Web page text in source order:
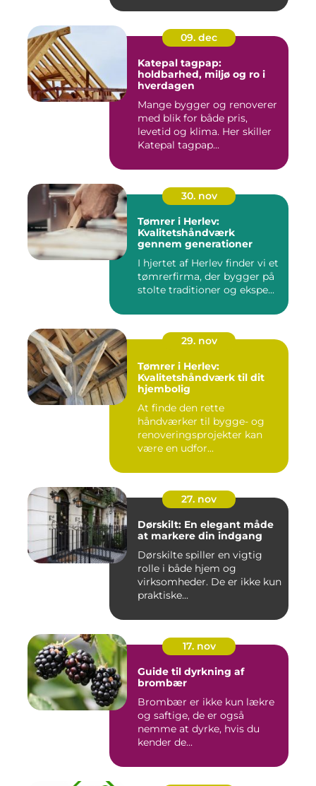
09. dec
Katepal tagpap:
holdbarhed, miljø og ro i
hverdagen
Mange bygger og renoverer
med blik for både pris,
levetid og klima. Her skiller
Katepal tagpap...
30. nov
Tømrer i Herlev:
Kvalitetshåndværk
gennem generationer
I hjertet af Herlev finder vi et
tømrerfirma, der bygger på
stolte traditioner og ekspe...
29. nov
Tømrer i Herlev:
Kvalitetshåndværk til dit
hjembolig
At finde den rette
håndværker til bygge- og
renoveringsprojekter kan
være en udfor...
27. nov
Dørskilt: En elegant måde
at markere din indgang
Dørskilte spiller en vigtig
rolle i både hjem og
virksomheder. De er ikke kun
praktiske...
17. nov
Guide til dyrkning af
brombær
Brombær er ikke kun lækre
og saftige, de er også
nemme at dyrke, hvis du
kender de...